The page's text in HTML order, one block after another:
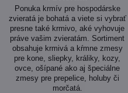
Ponuka krmív pre hospodárske
zvieratá je bohatá a viete si vybrať
presne také krmivo, aké vyhovuje
práve vašim zvieratám. Sortiment
obsahuje krmivá a kŕmne zmesy
pre kone, sliepky, králiky, kozy,
ovce, ošípané ako aj špeciálne
zmesy pre prepelice, holuby či
morčatá.